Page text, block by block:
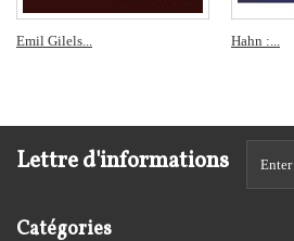
Emil Gilels... Hahn :...
Lettre d'informations
Catégories